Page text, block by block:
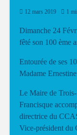
12 mars 2019 1
Dimanche 24
fêté son 100 ème
Entourée de ses
Madame
Le Maire de
Francisque
directrice du
Vice-président du